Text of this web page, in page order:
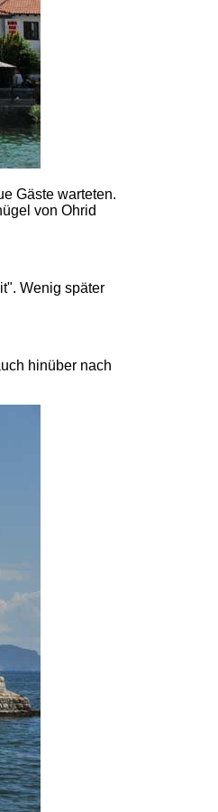
Gäste warteten.
von Ohrid
Wenig später
hinüber nach